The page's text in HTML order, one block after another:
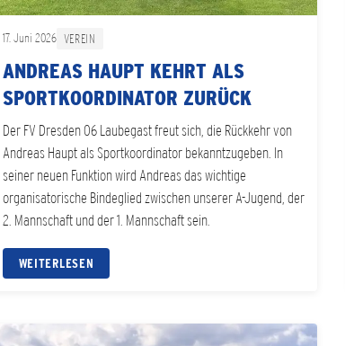
17. Juni 2026 VEREIN
ANDREAS HAUPT KEHRT ALS
SPORTKOORDINATOR ZURÜCK
Der FV Dresden 06 Laubegast freut sich, die Rückkehr von
Andreas Haupt als Sportkoordinator bekanntzugeben. In
seiner neuen Funktion wird Andreas das wichtige
organisatorische Bindeglied zwischen unserer A-Jugend, der
2. Mannschaft und der 1. Mannschaft sein.
WEITERLESEN